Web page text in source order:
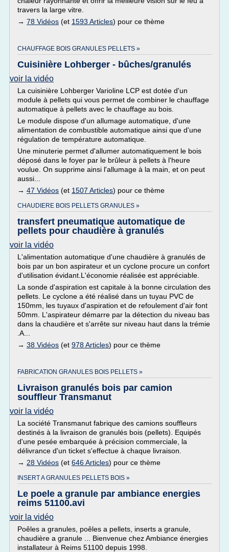
travers la large vitre.
→ 78 Vidéos (et 1593 Articles) pour ce thème
CHAUFFAGE BOIS GRANULES PELLETS »
Cuisinière Lohberger - bûches/granulés
voir la vidéo
La cuisinière Lohberger Varioline LCP est dotée d'un
module à pellets qui vous permet de combiner le chauffage
automatique à pellets avec le chauffage au bois.
Le module dispose d'un allumage automatique, d'une
alimentation de combustible automatique ainsi que d'une
régulation de température automatique.
Une minuterie permet d'allumer automatiquement le bois
déposé dans le foyer par le brûleur à pellets à l'heure
voulue. On supprime ainsi l'allumage à la main, et on peut
aussi...
→ 47 Vidéos (et 1507 Articles) pour ce thème
CHAUDIERE BOIS PELLETS GRANULES »
transfert pneumatique automatique de
pellets pour chaudière à granulés
voir la vidéo
L'alimentation automatique d'une chaudière à granulés de
bois par un bon aspirateur et un cyclone procure un confort
d'utilisation évidant.L'économie réalisée est appréciable.
La sonde d'aspiration est capitale à la bonne circulation des
pellets. Le cyclone a été réalisé dans un tuyau PVC de
150mm, les tuyaux d'aspiration et de refoulement d'air font
50mm. L'aspirateur démarre par la détection du niveau bas
dans la chaudière et s'arrête sur niveau haut dans la trémie
.A...
→ 38 Vidéos (et 978 Articles) pour ce thème
FABRICATION GRANULES BOIS PELLETS »
Livraison granulés bois par camion
souffleur Transmanut
voir la vidéo
La société Transmanut fabrique des camions souffleurs
destinés à la livraison de granulés bois (pellets). Equipés
d'une pesée embarquée à précision commerciale, la
délivrance d'un ticket s'effectue à chaque livraison.
→ 28 Vidéos (et 646 Articles) pour ce thème
INSERT A GRANULES PELLETS BOIS »
Le poele a granule par ambiance energies
reims 51100.avi
voir la vidéo
Poêles a granules, poêles a pellets, inserts a granule,
chaudière a granule ... Bienvenue chez Ambiance énergies
installateur à Reims 51100 depuis 1998.